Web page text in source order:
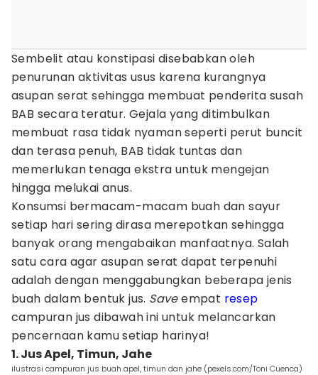
Sembelit atau konstipasi disebabkan oleh
penurunan aktivitas usus karena kurangnya
asupan serat sehingga membuat penderita susah
BAB secara teratur. Gejala yang ditimbulkan
membuat rasa tidak nyaman seperti perut buncit
dan terasa penuh, BAB tidak tuntas dan
memerlukan tenaga ekstra untuk mengejan
hingga melukai anus.
Konsumsi bermacam-macam buah dan sayur
setiap hari sering dirasa merepotkan sehingga
banyak orang mengabaikan manfaatnya. Salah
satu cara agar asupan serat dapat terpenuhi
adalah dengan menggabungkan beberapa jenis
buah dalam bentuk jus. Saveempat resep
campuran jus dibawah ini untuk melancarkan
pencernaan kamu setiap harinya!
1. Jus Apel, Timun, Jahe
ilustrasi campuran jus buah apel, timun dan jahe (pexels.com/Toni Cuenca)